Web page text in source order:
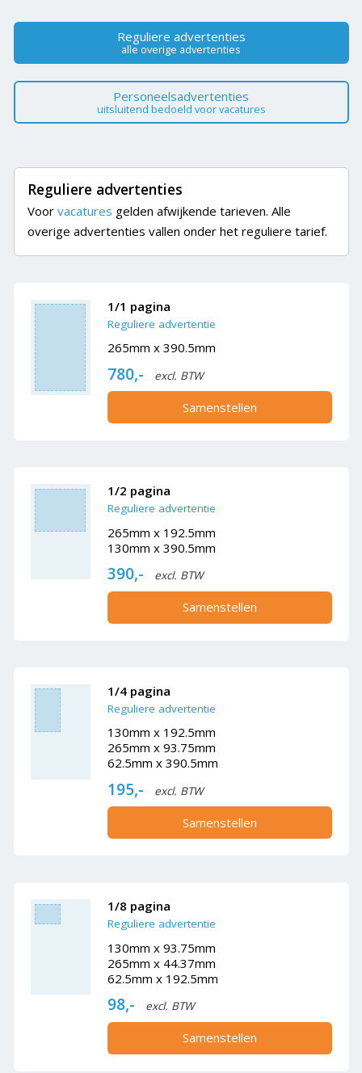
Reguliere advertenties
alle overige advertenties
Personeelsadvertenties
uitsluitend bedoeld voor vacatures
Reguliere advertenties
Voor vacatures gelden afwijkende tarieven. Alle
overige advertenties vallen onder het reguliere tarief.
1/1 pagina
Reguliere advertentie
265mm x 390.5mm
780,- excl. BTW
Samenstellen
1/2 pagina
Reguliere advertentie
265mm x 192.5mm
130mm x 390.5mm
390,- excl. BTW
Samenstellen
1/4 pagina
Reguliere advertentie
130mm x 192.5mm
265mm x 93.75mm
62.5mm x 390.5mm
195,- excl. BTW
Samenstellen
1/8 pagina
Reguliere advertentie
130mm x 93.75mm
265mm x 44.37mm
62.5mm x 192.5mm
98,- excl. BTW
Samenstellen